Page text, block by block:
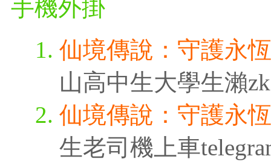
手機外掛
仙境傳說：守護永
山高中生大學生瀨
仙境傳說：守護永
生老司機上車